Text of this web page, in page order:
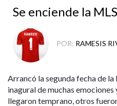
Se enciende la MLS
POR: RAMESIS
Arrancó la segunda fecha de la
inagural de muchas
llegaron temprano, otros